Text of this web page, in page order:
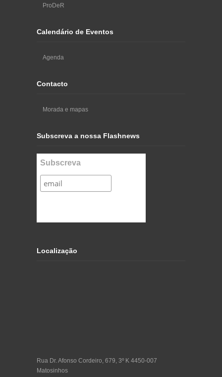
ProDeR
Calendário de Eventos
Agenda
Contacto
Morada e mapas
Subscreva a nossa Flashnews
Subscreva
Localização
Rua Dr. Afonso Cordeiro, 679, 3º K 4450-007
Matosinhos